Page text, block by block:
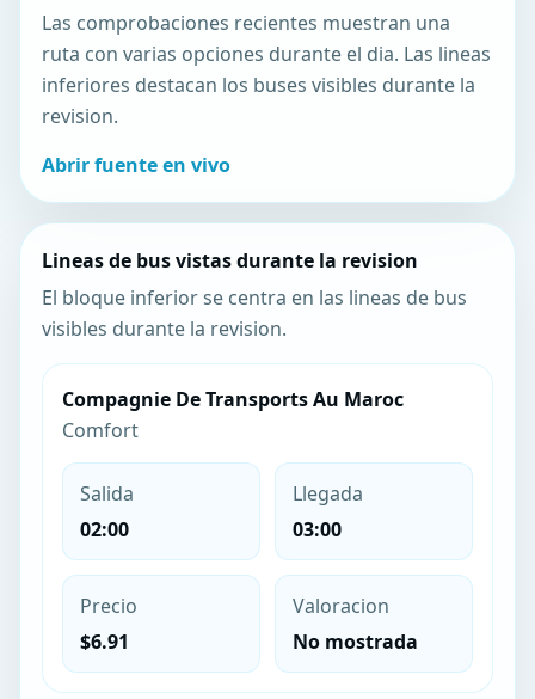
Las comprobaciones recientes muestran una
ruta con varias opciones durante el dia. Las lineas
inferiores destacan los buses visibles durante la
revision.
Abrir fuente en vivo
Lineas de bus vistas durante la revision
El bloque inferior se centra en las lineas de bus
visibles durante la revision.
Compagnie De Transports Au Maroc
Comfort
Salida
02:00
Llegada
03:00
Precio
$6.91
Valoracion
No mostrada